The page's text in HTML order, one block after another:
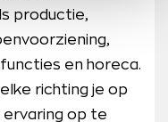
productie,
en horeca.
richting je op
ervaring op te